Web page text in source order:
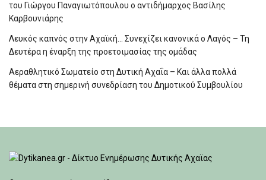
του Γιώργου Παναγιωτόπουλου ο αντιδήμαρχος Βασίλης
Καρβουνιάρης
Λευκός καπνός στην Αχαϊκή… Συνεχίζει κανονικά ο Λαγός – Τη
Δευτέρα η έναρξη της προετοιμασίας της ομάδας
Αεραθλητικό Σωματείο στη Δυτική Αχαΐα – Και άλλα πολλά
θέματα στη σημερινή συνεδρίαση του Δημοτικού Συμβουλίου